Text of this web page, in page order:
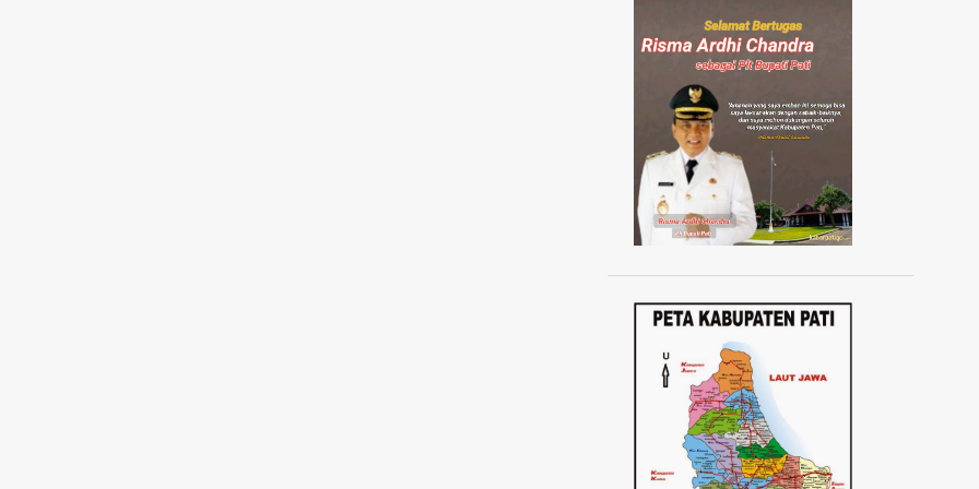
AISYIYAH JATENG AISYIYAH PATI
AISYIYAH TLOGOWUNGU
AJANG ABANG NONE JAKARTA 2024
AJUDAN KAPOLRI
AKAD MASSAL KPR SUBSIDI
AKADEMI SEPAK BOLA
AKBAR TANDJUNG AKSI 1000 LILIN
AKSI BELA DUKUNG PALESTINA
AKSI BORONG
AKSI DAMAI ANTI PREMANISME
AKSI DAMAI WARGA PATI
AKSI DEMO TOLAK KENAIKAN PAJAK